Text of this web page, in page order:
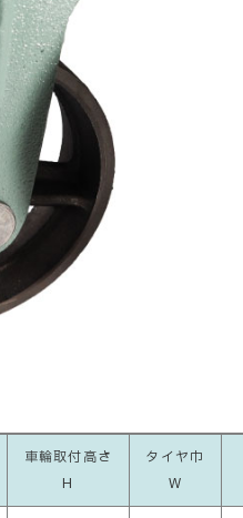
車輪取付高さ
H
タイヤ巾
W